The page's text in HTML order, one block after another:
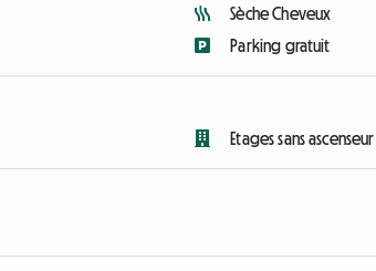
Sèche Cheveux
Parking gratuit
Etages sans ascenseur